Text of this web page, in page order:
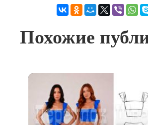
Похожие